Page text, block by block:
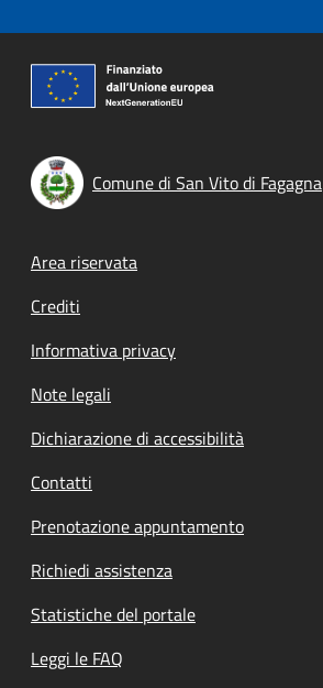
Comune di San Vito di Fagagna
Footer menu
Area riservata
Crediti
Informativa privacy
Note legali
Dichiarazione di accessibilità
Contatti
Prenotazione appuntamento
Richiedi assistenza
Statistiche del portale
Leggi le FAQ